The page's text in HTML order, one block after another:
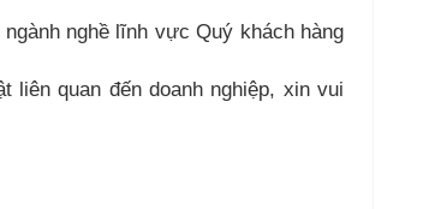
nghề lĩnh vực Quý khách hàng
quan đến doanh nghiệp, xin vui